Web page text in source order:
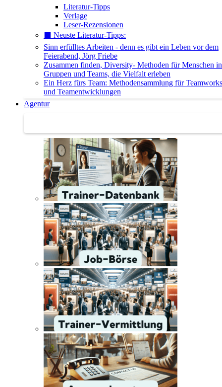
Literatur-Tipps
Verlage
Leser-Rezensionen
⬛️ Neuste Literatur-Tipps:
Sinn erfülltes Arbeiten - denn es gibt ein Leben vor dem
Feierabend, Jörg Friebe
Zusammen finden, Diversity- Methoden für Menschen in
Gruppen und Teams, die Vielfalt erleben
Ein Herz fürs Team: Methodensammlung für
und Teamentwicklungen
Agentur